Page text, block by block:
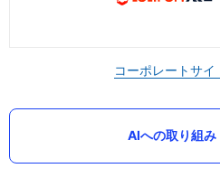
コーポレートサイ
AIへの取り組み